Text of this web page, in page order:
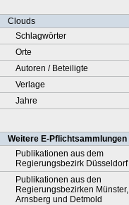
Clouds
Schlagwörter
Orte
Autoren / Beteiligte
Verlage
Jahre
Weitere E-Pflichtsammlungen
Publikationen aus dem
Regierungsbezirk Düsseldorf
Publikationen aus den
Regierungsbezirken Münster,
Arnsberg und Detmold